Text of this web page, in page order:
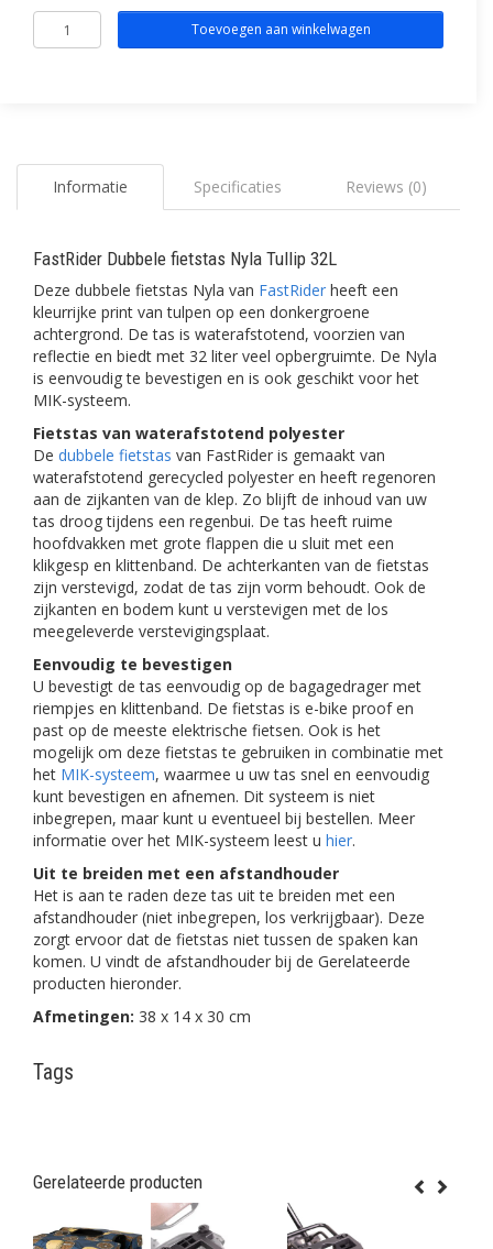
Toevoegen aan winkelwagen
Informatie Specificaties Reviews (0)
FastRider Dubbele fietstas Nyla Tullip 32L
Deze dubbele fietstas Nyla van FastRider heeft een
kleurrijke print van tulpen op een donkergroene
achtergrond. De tas is waterafstotend, voorzien van
reflectie en biedt met 32 liter veel opbergruimte. De Nyla
is eenvoudig te bevestigen en is ook geschikt voor het
MIK-systeem.
Fietstas van waterafstotend polyester
De dubbele fietstas van FastRider is gemaakt van
waterafstotend gerecycled polyester en heeft regenoren
aan de zijkanten van de klep. Zo blijft de inhoud van uw
tas droog tijdens een regenbui. De tas heeft ruime
hoofdvakken met grote flappen die u sluit met een
klikgesp en klittenband. De achterkanten van de fietstas
zijn verstevigd, zodat de tas zijn vorm behoudt. Ook de
zijkanten en bodem kunt u verstevigen met de los
meegeleverde verstevigingsplaat.
Eenvoudig te bevestigen
U bevestigt de tas eenvoudig op de bagagedrager met
riempjes en klittenband. De fietstas is e-bike proof en
past op de meeste elektrische fietsen. Ook is het
mogelijk om deze fietstas te gebruiken in combinatie met
het MIK-systeem, waarmee u uw tas snel en eenvoudig
kunt bevestigen en afnemen. Dit systeem is niet
inbegrepen, maar kunt u eventueel bij bestellen. Meer
informatie over het MIK-systeem leest u hier.
Uit te breiden met een afstandhouder
Het is aan te raden deze tas uit te breiden met een
afstandhouder (niet inbegrepen, los verkrijgbaar). Deze
zorgt ervoor dat de fietstas niet tussen de spaken kan
komen. U vindt de afstandhouder bij de Gerelateerde
producten hieronder.
Afmetingen: 38 x 14 x 30 cm
Tags
Gerelateerde producten